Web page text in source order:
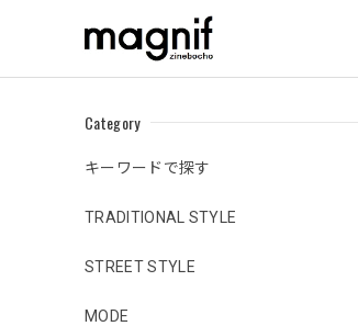
Category
キーワードで探す
TRADITIONAL STYLE
STREET STYLE
MODE